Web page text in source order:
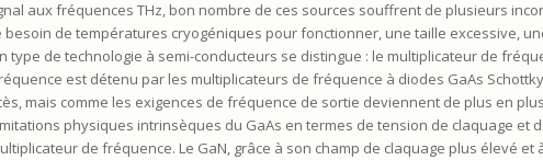
aux fréquences THz, bon nombre de ces sources souffrent de plusieurs
besoin de températures cryogéniques pour fonctionner, une taille excessive,
type de technologie à semi-conducteurs se distingue : le multiplicateur de
est détenu par les multiplicateurs de fréquence à diodes GaAs Schottky.
mais comme les exigences de fréquence de sortie deviennent de plus en
physiques intrinsèques du GaAs en termes de tension de claquage et
de fréquence. Le GaN, grâce à son champ de claquage plus élevé et